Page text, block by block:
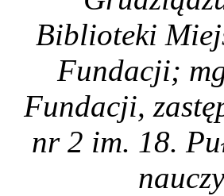
Biblioteki
Fundacji;
Fundacji,
nr 2 im. 18.